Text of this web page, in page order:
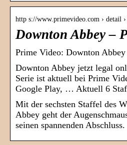
http s://www.primevideo.com › detail
Downton Abbey –
Prime Video: Downton
Downton Abbey jetzt legal
Serie ist aktuell bei Prime
Google Play, … Aktuell 6
Mit der sechsten Staffel des
Abbey geht der
seinen spannenden Abschluss.